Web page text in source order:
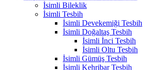
İsimli Bileklik
İsimli Tesbih
İsimli Devekemiği Tesbih
İsimli Doğaltaş Tesbih
İsimli İnci Tesbih
İsimli Oltu Tesbih
İsimli Gümüş Tesbih
İsimli Kehribar Tesbih